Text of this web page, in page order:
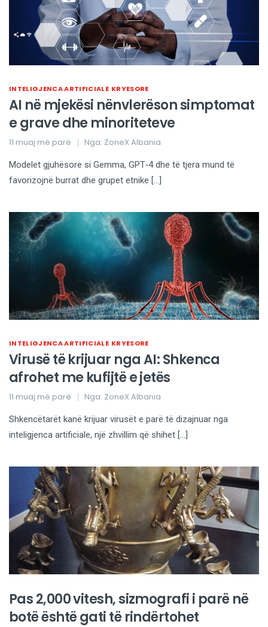
INTELIGJENCA ARTIFICIALE KRYESORE
AI në mjekësi nënvlerëson simptomat
e grave dhe minoriteteve
11 muaj më parë Nga: ZoneX Albania
Modelet gjuhësore si Gemma, GPT‑4 dhe të tjera mund të
favorizojnë burrat dhe grupet etnike […]
INTELIGJENCA ARTIFICIALE KRYESORE
Virusë të krijuar nga AI: Shkenca
afrohet me kufijtë e jetës
11 muaj më parë Nga: ZoneX Albania
Shkencëtarët kanë krijuar virusët e parë të dizajnuar nga
inteligjenca artificiale, një zhvillim që shihet […]
Pas 2,000 vitesh, sizmografi i parë në
botë është gati të rindërtohet